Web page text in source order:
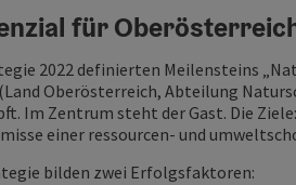
für
2022 definierten Meilensteins
Oberösterreich, Abteilung
Im Zentrum steht der Gast. Die
einer ressourcen- und
bilden zwei Erfolgsfaktoren: